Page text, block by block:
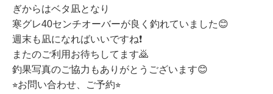
ぎからはベタ凪となり
寒グレ40センチオーバーが良く釣れていました😊
週末も凪になればいいですね❗️
またのご利用お待ちしてます🙇
釣果写真のご協力もありがとうございます😊
⭐︎お問い合わせ、ご予約⭐︎